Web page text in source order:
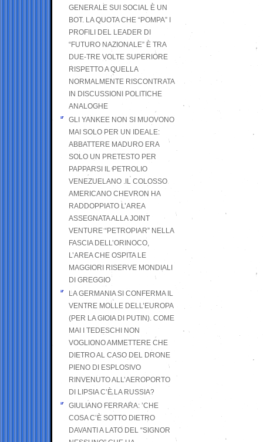
GENERALE SUI SOCIAL È UN
BOT. LA QUOTA CHE “POMPA” I
PROFILI DEL LEADER DI
“FUTURO NAZIONALE” È TRA
DUE-TRE VOLTE SUPERIORE
RISPETTO A QUELLA
NORMALMENTE RISCONTRATA
IN DISCUSSIONI POLITICHE
ANALOGHE
GLI YANKEE NON SI MUOVONO
MAI SOLO PER UN IDEALE:
ABBATTERE MADURO ERA
SOLO UN PRETESTO PER
PAPPARSI IL PETROLIO
VENEZUELANO .IL COLOSSO
AMERICANO CHEVRON HA
RADDOPPIATO L’AREA
ASSEGNATA ALLA JOINT
VENTURE “PETROPIAR” NELLA
FASCIA DELL’ORINOCO,
L’AREA CHE OSPITA LE
MAGGIORI RISERVE MONDIALI
DI GREGGIO
LA GERMANIA SI CONFERMA IL
VENTRE MOLLE DELL’EUROPA
(PER LA GIOIA DI PUTIN). COME
MAI I TEDESCHI NON
VOGLIONO AMMETTERE CHE
DIETRO AL CASO DEL DRONE
PIENO DI ESPLOSIVO
RINVENUTO ALL’AEROPORTO
DI LIPSIA C’È LA RUSSIA?
GIULIANO FERRARA: ’CHE
COSA C’È SOTTO DIETRO
DAVANTI A LATO DEL “SIGNOR